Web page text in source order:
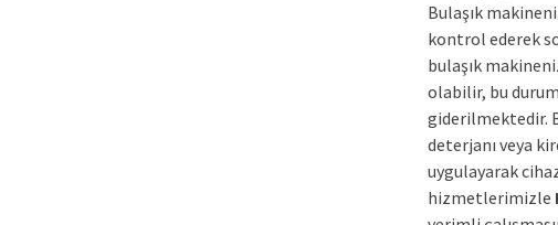
Bulaşık
kontrol ederek
bulaşık
olabilir, bu
giderilmektedir.
deterjanı veya
uygulayarak
hizmetlerimizle